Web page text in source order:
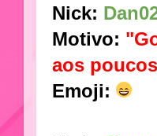
Nick:
Motivo:
aos
Emoji: